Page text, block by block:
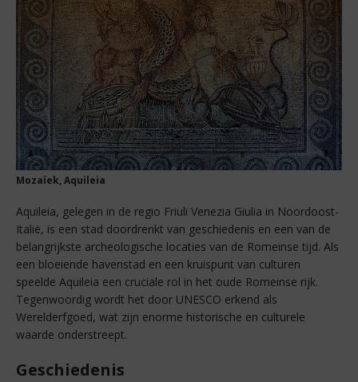
Mozaïek, Aquileia
Aquileia, gelegen in de regio Friuli Venezia Giulia in Noordoost-
Italië, is een stad doordrenkt van geschiedenis en een van de
belangrijkste archeologische locaties van de Romeinse tijd. Als
een bloeiende havenstad en een kruispunt van culturen
speelde Aquileia een cruciale rol in het oude Romeinse rijk.
Tegenwoordig wordt het door UNESCO erkend als
Werelderfgoed, wat zijn enorme historische en culturele
waarde onderstreept.
Geschiedenis